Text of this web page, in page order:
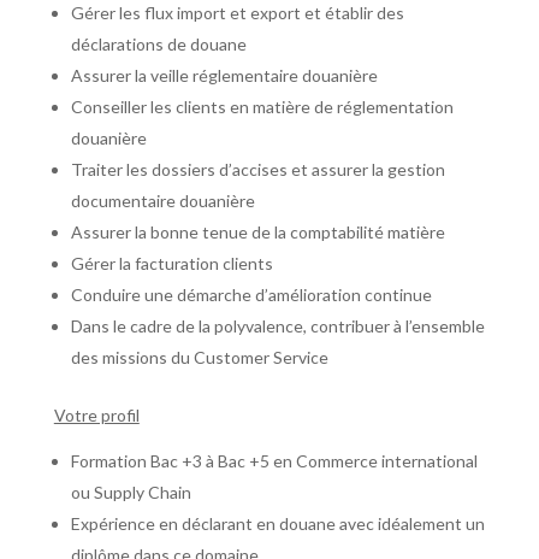
Gérer les flux import et export et établir des
déclarations de douane
Assurer la veille réglementaire douanière
Conseiller les clients en matière de réglementation
douanière
Traiter les dossiers d’accises et assurer la gestion
documentaire douanière
Assurer la bonne tenue de la comptabilité matière
Gérer la facturation clients
Conduire une démarche d’amélioration continue
Dans le cadre de la polyvalence, contribuer à l’ensemble
des missions du Customer Service
Votre profil
Formation Bac +3 à Bac +5 en Commerce international
ou Supply Chain
Expérience en déclarant en douane avec idéalement un
diplôme dans ce domaine